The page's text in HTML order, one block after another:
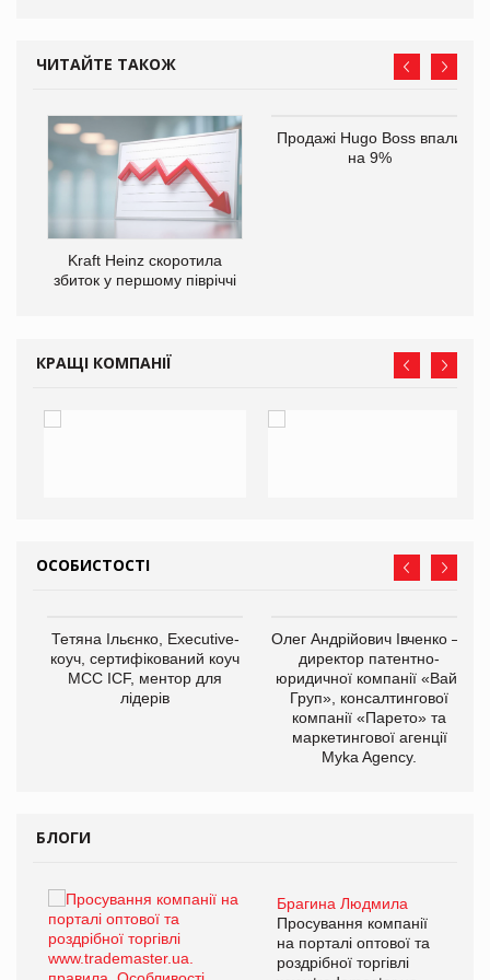
ЧИТАЙТЕ ТАКОЖ
Kraft Heinz скоротила
збиток у першому півріччі
Продажі Hugo Boss впали
на 9%
КРАЩІ КОМПАНІЇ
ОСОБИСТОСТІ
Тетяна Ільєнко, Executive-
коуч, сертифікований коуч
МСС ICF, ментор для
лідерів
Олег Андрійович Івченко —
директор патентно-
юридичної компанії «Вайз
Груп», консалтингової
компанії «Парето» та
маркетингової агенції
Myka Agency.
БЛОГИ
Брагина Людмила
Просування компанії
на порталі оптової та
роздрібної торгівлі